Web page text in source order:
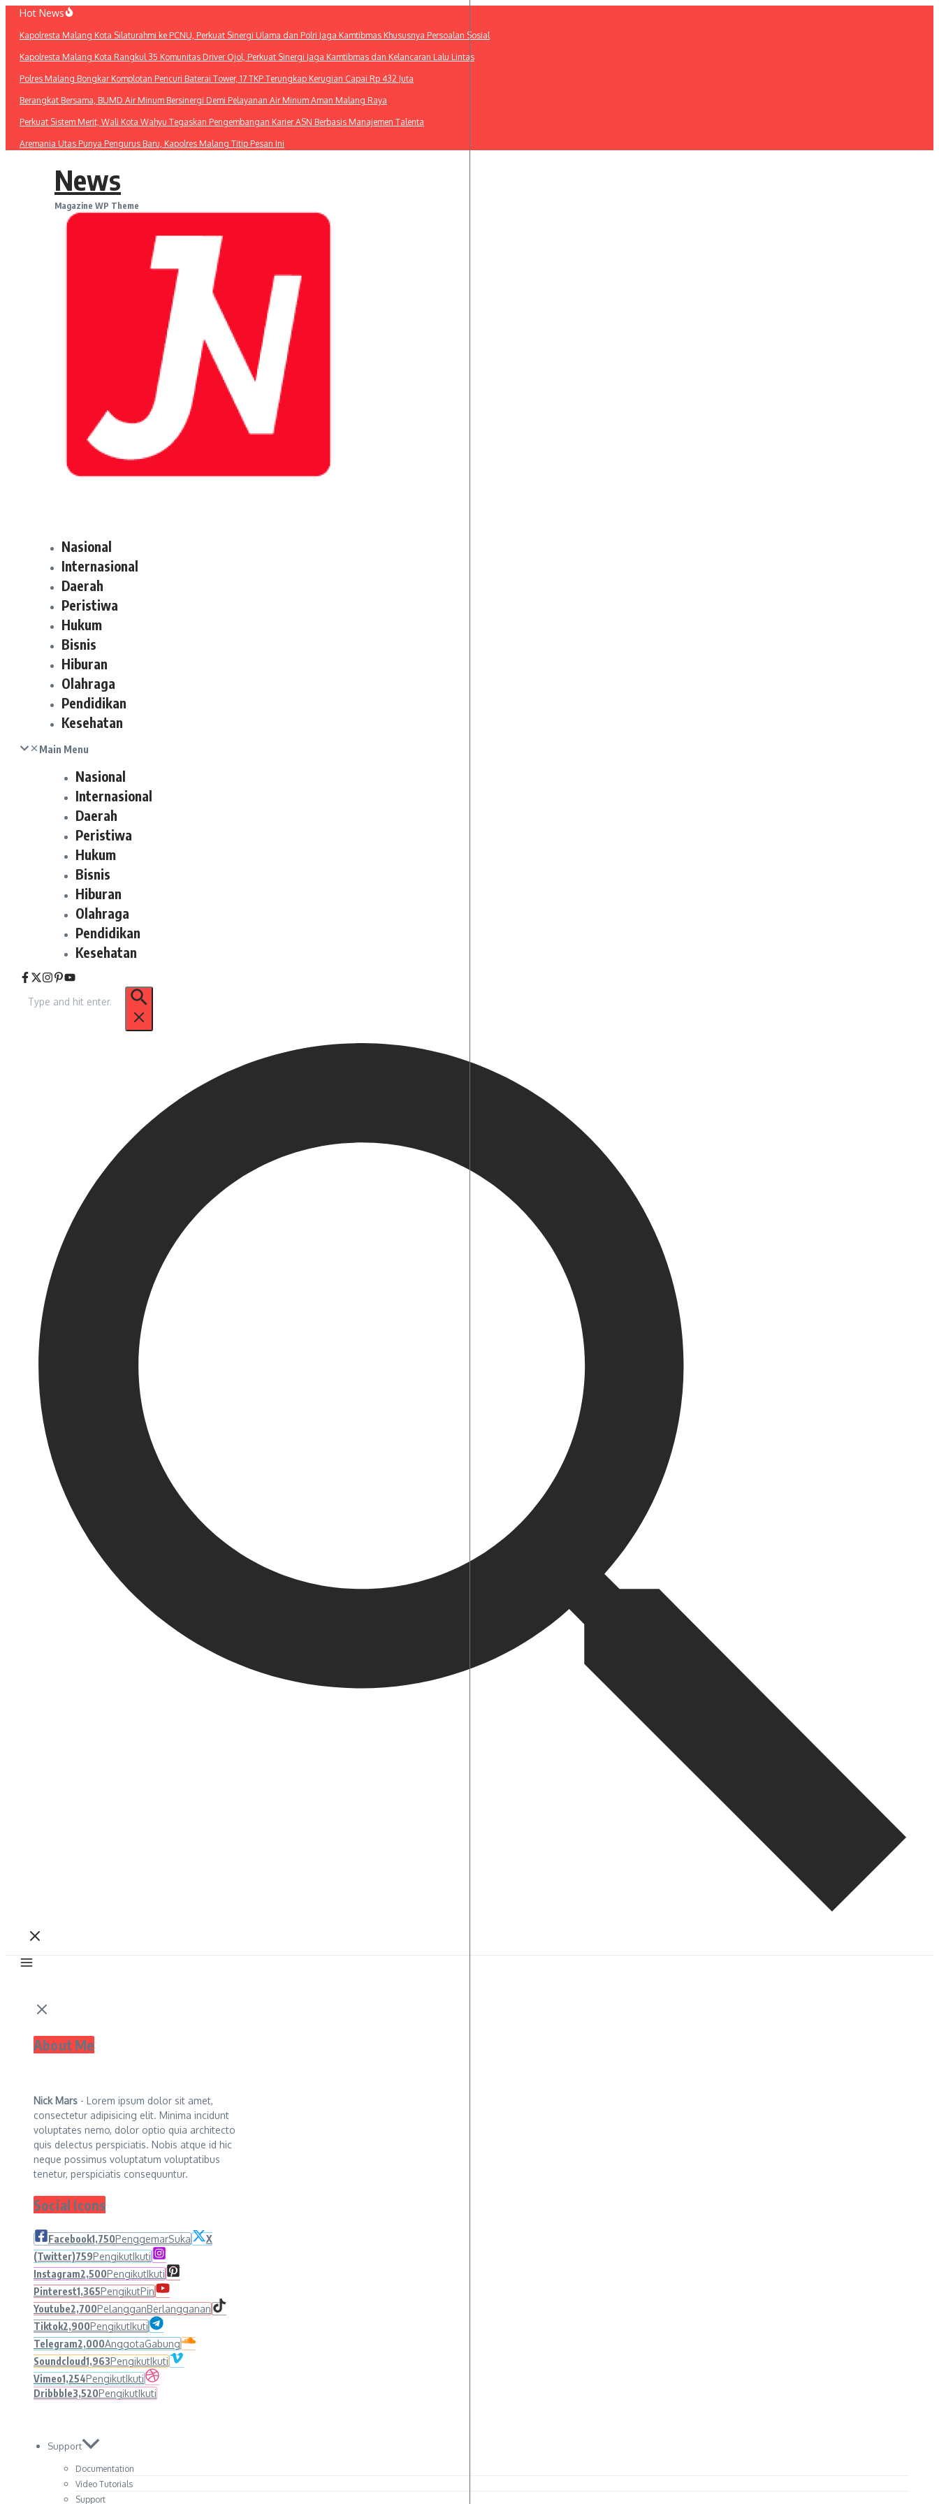
Lewati
konten
Hot News
Kapolresta Malang Kota Silaturahmi ke PCNU, Perkuat Sinergi Ulama dan Polri Jaga Kamtibmas Khususnya Persoalan Sosial
Kapolresta Malang Kota Rangkul 35 Komunitas Driver Ojol, Perkuat Sinergi Jaga Kamtibmas dan Kelancaran Lalu Lintas
Polres Malang Bongkar Komplotan Pencuri Baterai Tower, 17 TKP Terungkap Kerugian Capai Rp 432 Juta
Berangkat Bersama, BUMD Air Minum Bersinergi Demi Pelayanan Air Minum Aman Malang Raya
Perkuat Sistem Merit, Wali Kota Wahyu Tegaskan Pengembangan Karier ASN Berbasis Manajemen Talenta
Aremania Utas Punya Pengurus Baru, Kapolres Malang Titip Pesan Ini
News
Magazine WP Theme
Nasional
Internasional
Daerah
Peristiwa
Hukum
Bisnis
Hiburan
Olahraga
Pendidikan
Kesehatan
Main Menu
Nasional
Internasional
Daerah
Peristiwa
Hukum
Bisnis
Hiburan
Olahraga
Pendidikan
Kesehatan
untuk:
About Me
Nick Mars - Lorem ipsum dolor sit amet,
consectetur adipisicing elit. Minima incidunt
voluptates nemo, dolor optio quia architecto
quis delectus perspiciatis. Nobis atque id hic
neque possimus voluptatum voluptatibus
tenetur, perspiciatis consequuntur.
Social Icons
Facebook1,750PenggemarSuka
X
(Twitter)759PengikutIkuti
Instagram2,500PengikutIkuti
Pinterest1,365PengikutPin
Youtube2,700PelangganBerlangganan
Tiktok2,900PengikutIkuti
Telegram2,000AnggotaGabung
Soundcloud1,963PengikutIkuti
Vimeo1,254PengikutIkuti
Dribbble3,520PengikutIkuti
Support
Documentation
Video Tutorials
Support